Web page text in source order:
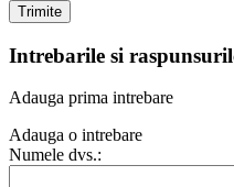
Trimite
Intrebarile si
Adauga prima intrebare
Adauga o intrebare
Numele dvs.: